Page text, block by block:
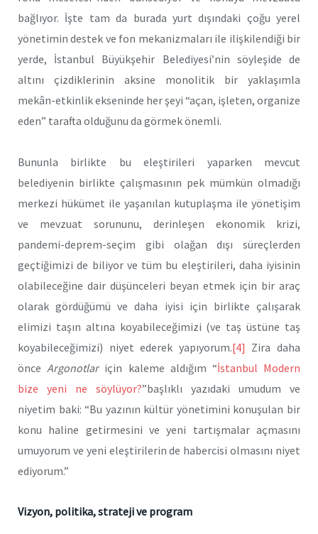
bağlıyor. İşte tam da burada yurt dışındaki çoğu yerel
yönetimin destek ve fon mekanizmaları ile ilişkilendiği bir
yerde, İstanbul Büyükşehir Belediyesi’nin söyleşide de
altını çizdiklerinin aksine monolitik bir yaklaşımla
mekân-etkinlik ekseninde her şeyi “açan, işleten, organize
eden” tarafta olduğunu da görmek önemli.
Bununla birlikte bu eleştirileri yaparken mevcut
belediyenin birlikte çalışmasının pek mümkün olmadığı
merkezi hükümet ile yaşanılan kutuplaşma ile yönetişim
ve mevzuat sorununu, derinleşen ekonomik krizi,
pandemi-deprem-seçim gibi olağan dışı süreçlerden
geçtiğimizi de biliyor ve tüm bu eleştirileri, daha iyisinin
olabileceğine dair düşünceleri beyan etmek için bir araç
olarak gördüğümü ve daha iyisi için birlikte çalışarak
elimizi taşın altına koyabileceğimizi (ve taş üstüne taş
koyabileceğimizi) niyet ederek yapıyorum.[4] Zira daha
önceArgonotlariçin kaleme aldığım “İstanbul Modern
bize yeni ne söylüyor?”başlıklı yazıdaki umudum ve
niyetim baki: “Bu yazının kültür yönetimini konuşulan bir
konu haline getirmesini ve yeni tartışmalar açmasını
umuyorum ve yeni eleştirilerin de habercisi olmasını niyet
ediyorum.”
Vizyon, politika, strateji ve program